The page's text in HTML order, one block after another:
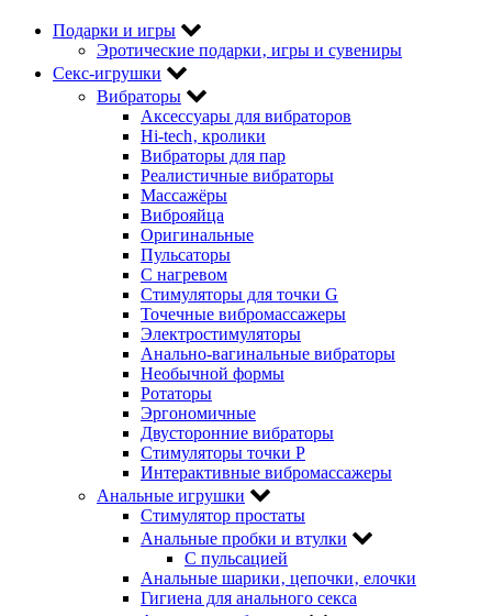
Подарки и игры
Эротические подарки‚ игры и сувениры
Секс-игрушки
Вибраторы
Аксессуары для вибраторов
Hi-tech‚ кролики
Вибраторы для пар
Реалистичные вибраторы
Массажёры
Виброяйца
Оригинальные
Пульсаторы
С нагревом
Стимуляторы для точки G
Точечные вибромассажеры
Электростимуляторы
Анально-вагинальные вибраторы
Необычной формы
Ротаторы
Эргономичные
Двусторонние вибраторы
Стимуляторы точки P
Интерактивные вибромассажеры
Анальные игрушки
Стимулятор простаты
Анальные пробки и втулки
С пульсацией
Анальные шарики‚ цепочки‚ елочки
Гигиена для анального секса